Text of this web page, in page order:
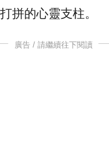
拼的心靈支柱。
廣告 / 請繼續往下閱讀